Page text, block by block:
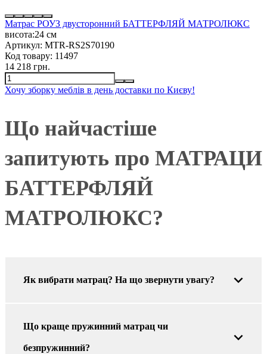
Матрас РОУЗ двусторонний БАТТЕРФЛЯЙ МАТРОЛЮКС
висота:24 см
Артикул: MTR-RS2S70190
Код товару: 11497
14 218 грн.
Хочу зборку меблів в день доставки по Києву!
Що найчастіше
запитують про МАТРАЦИ
БАТТЕРФЛЯЙ
МАТРОЛЮКС?
Як вибрати матрац? На що звернути увагу?
Що краще пружинний матрац чи
безпружинний?